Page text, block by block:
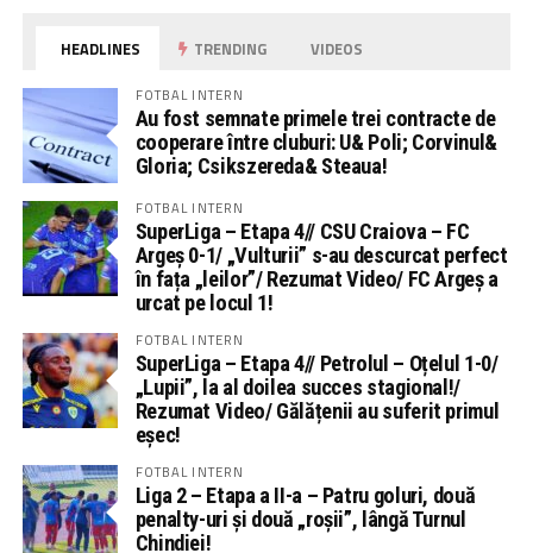
HEADLINES TRENDING VIDEOS
FOTBAL INTERN
Au fost semnate primele trei contracte de
cooperare între cluburi: U& Poli; Corvinul&
Gloria; Csikszereda& Steaua!
FOTBAL INTERN
SuperLiga – Etapa 4// CSU Craiova – FC
Argeș 0-1/ „Vulturii” s-au descurcat perfect
în fața „leilor”/ Rezumat Video/ FC Argeș a
urcat pe locul 1!
FOTBAL INTERN
SuperLiga – Etapa 4// Petrolul – Oțelul 1-0/
„Lupii”, la al doilea succes stagional!/
Rezumat Video/ Gălățenii au suferit primul
eșec!
FOTBAL INTERN
Liga 2 – Etapa a II-a – Patru goluri, două
penalty-uri și două „roșii”, lângă Turnul
Chindiei!